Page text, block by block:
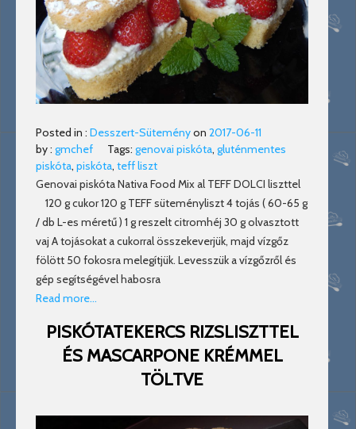
Posted in : Desszert-Süteményon 2017-06-11
by : gmchef Tags: genovai piskóta, gluténmentes
piskóta, piskóta, teff liszt
Genovai piskóta Nativa Food Mix al TEFF DOLCI liszttel
120 g cukor 120 g TEFF süteményliszt 4 tojás ( 60-65 g
/ db L-es méretű ) 1 g reszelt citromhéj 30 g olvasztott
vaj A tojásokat a cukorral összekeverjük, majd vízgőz
fölött 50 fokosra melegítjük. Levesszük a vízgőzről és
gép segítségével habosra
Read more…
PISKÓTATEKERCS RIZSLISZTTEL
ÉS MASCARPONE KRÉMMEL
TÖLTVE